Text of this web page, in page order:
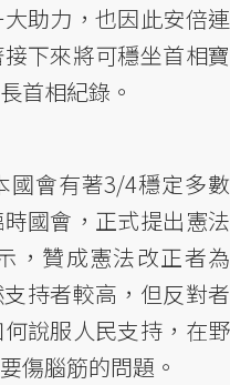
助力，也因此安倍連
下來將可穩坐首相寶
首相紀錄。
國會有著3/4穩定多數
國會，正式提出憲法
，贊成憲法改正者為
持者較高，但反對者
說服人民支持，在野
傷腦筋的問題。